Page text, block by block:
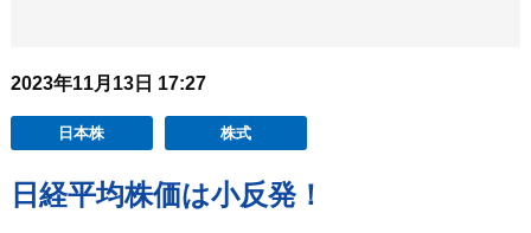
2023年11月13日 17:27
日本株 株式
日経平均株価は小反発！